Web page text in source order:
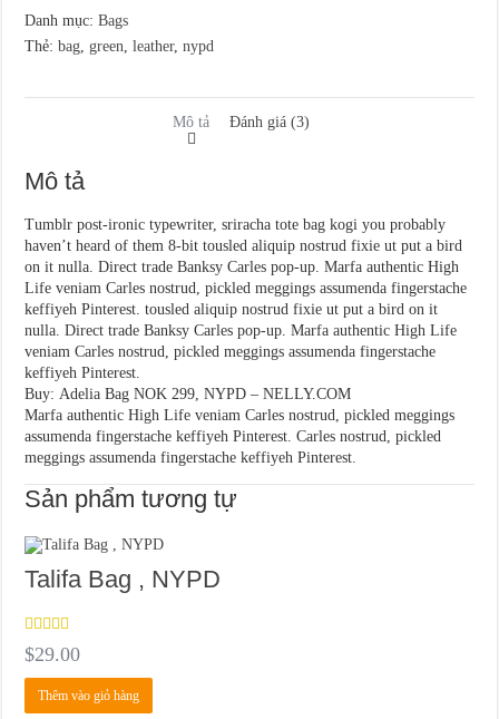
Danh mục:Bags
Thẻ:bag ,green ,leather,nypd
Mô tả Đánh giá (3)
Mô tả
Tumblr post-ironic typewriter, sriracha tote bag kogi you probably
haven’t heard of them 8-bit tousled aliquip nostrud fixie ut put a bird
on it nulla. Direct trade Banksy Carles pop-up. Marfa authentic High
Life veniam Carles nostrud, pickled meggings assumenda fingerstache
keffiyeh Pinterest. tousled aliquip nostrud fixie ut put a bird on it
nulla. Direct trade Banksy Carles pop-up. Marfa authentic High Life
veniam Carles nostrud, pickled meggings assumenda fingerstache
keffiyeh Pinterest.
Buy: Adelia Bag NOK 299, NYPD – NELLY.COM
Marfa authentic High Life veniam Carles nostrud, pickled meggings
assumenda fingerstache keffiyeh Pinterest. Carles nostrud, pickled
meggings assumenda fingerstache keffiyeh Pinterest.
Sản phẩm tương tự
Talifa Bag , NYPD
Được
xếp hạng
4.005
sao
$29.00
Thêm vào giỏ hàng